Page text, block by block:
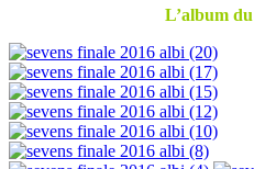
L’album